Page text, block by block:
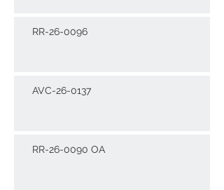
RR-26-0096
AVC-26-0137
RR-26-0090 OA